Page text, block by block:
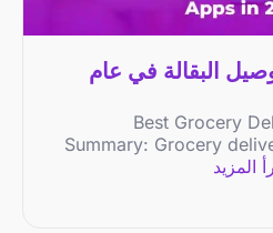
لتوصيل البقالة في عام
8 Best Grocery
Summary: Grocery
المزيد